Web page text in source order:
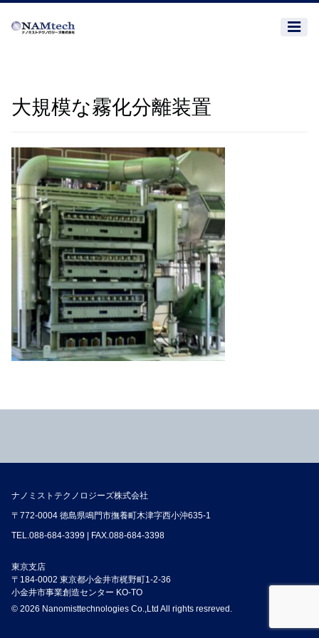
大規模な霧化分離装置
ナノミストテクノロジーズ株式会社
〒772-0004 徳島県鳴門市撫養町木津字西小沖635-1
TEL.088-684-3399 | FAX.088-684-3398
東京支店
〒184-0002 東京都小金井市梶野町1-2-36
小金井市事業創造センター KO-TO
© 2026 Nanomisttechnologies Co.,Ltd All rights resreved.